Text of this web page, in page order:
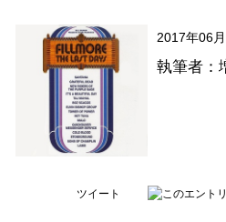
2017年06
執筆者：
ツイート